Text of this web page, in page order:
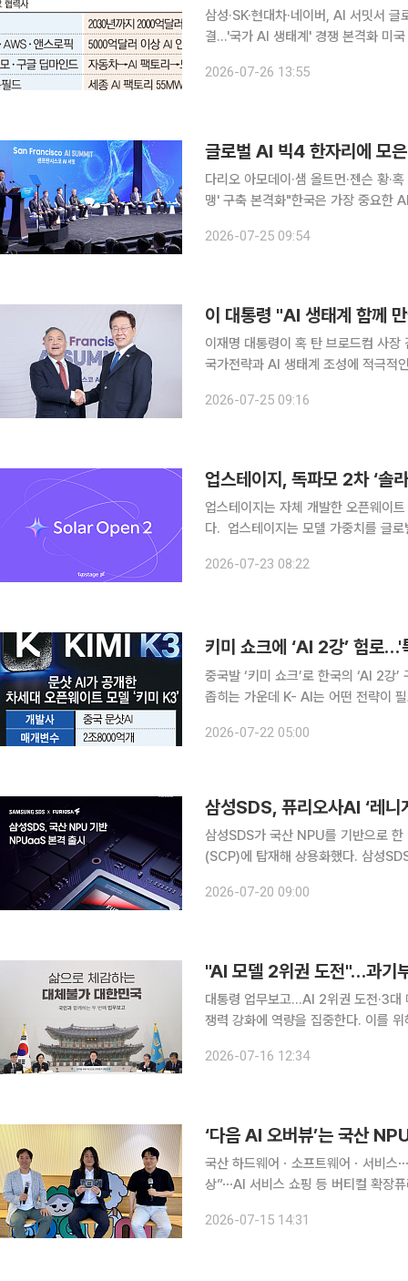
삼성·SK·현대차·네이버, AI 서밋서
결…'국가 AI 생태계' 경쟁 본격화 미국 샌프란시스코가 글로벌 AI 산업의 새로운 전략 무대로 떠올
AI 서밋을 계기로 엔비디아를 비롯한
2026-07-26 13:55
다리오 아모데이·샘 올트먼·젠슨 황·
맹' 구축 본격화"한국은 가장 중요한
반도체를 주도하는 엔비디아·브로드
2026-07-25 09:54
이 대통령 "AI 생태계 함께
이재명 대통령이 혹 탄 브로드컴 사
국가전략과 AI 생태계 조성에 적극적
2026-07-25 09:16
업스테이지, 독파모 2차 ‘솔
업스테이지는 자체 개발한 오픈웨이
다. 업스테이지는 모델 가중치를 글로벌 오픈소스 플랫폼 ‘허깅페이스’에 전면 공개하며 아키텍처
참여하는 정부의 ‘독자 AI 파운데이션
2026-07-23 08:22
중국발 ‘키미 쇼크’로 한국의 ‘AI 2강
좁히는 가운데 K- AI는 어떤 전략이
이 경쟁력을 갖춘 제조 등의 분야를
2026-07-22 05:00
삼성SDS, 퓨리오사AI ‘레
삼성SDS가 국산 NPU를 기반으로
(SCP)에 탑재해 상용화했다. 삼성SDS는 퓨리오사AI의 2세대 NPU ‘레니게이드(RGND)’를 기반
특화된 국산 NPU다. 이미 학습된 AI
2026-07-20 09:00
"AI 모델 2위권 도전"…과기
대통령 업무보고…AI 2위권 도전·3대 메가프로젝트 추진 과학기
쟁력 강화에 역량을 집중한다. 이를
와대에서 열린 대통령 업무보고에서 "
2026-07-16 12:34
‘다음 AI 오버뷰’는 국산
국산 하드웨어ㆍ소프트웨어ㆍ서비
상”⋯AI 서비스 쇼핑 등 버티컬 확장
국민 포털에서 돌아가게 됐습니다. 김
2026-07-15 14:31